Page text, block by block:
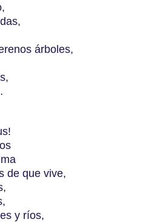
árboles,
de que vive,
y ríos,